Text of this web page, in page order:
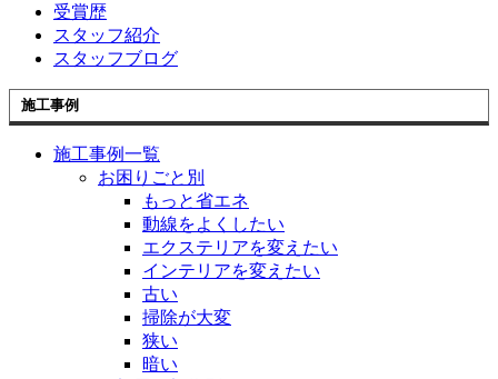
受賞歴
スタッフ紹介
スタッフブログ
施工事例
施工事例一覧
お困りごと別
もっと省エネ
動線をよくしたい
エクステリアを変えたい
インテリアを変えたい
古い
掃除が大変
狭い
暗い